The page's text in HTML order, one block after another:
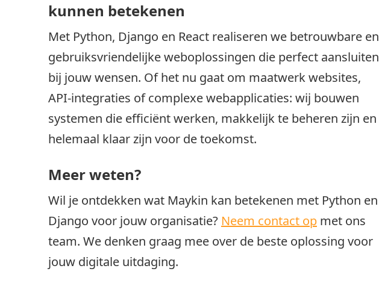
kunnen betekenen
Met Python, Django en React realiseren we betrouwbare en
gebruiksvriendelijke weboplossingen die perfect aansluiten
bij jouw wensen. Of het nu gaat om maatwerk websites,
API-integraties of complexe webapplicaties: wij bouwen
systemen die efficiënt werken, makkelijk te beheren zijn en
helemaal klaar zijn voor de toekomst.
Meer weten?
Wil je ontdekken wat Maykin kan betekenen met Python en
Django voor jouw organisatie? Neem contact op met ons
team. We denken graag mee over de beste oplossing voor
jouw digitale uitdaging.